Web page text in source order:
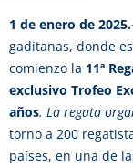
1 de enero de
gaditanas, donde
comienzo la 11ª
exclusivo Trofeo
años. La regata
torno a 200
países, en una de